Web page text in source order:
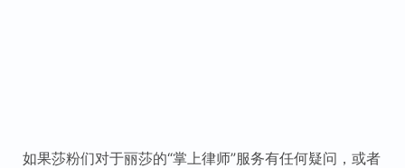
如果莎粉们对于丽莎的“掌上律师”服务有任何疑问，或者